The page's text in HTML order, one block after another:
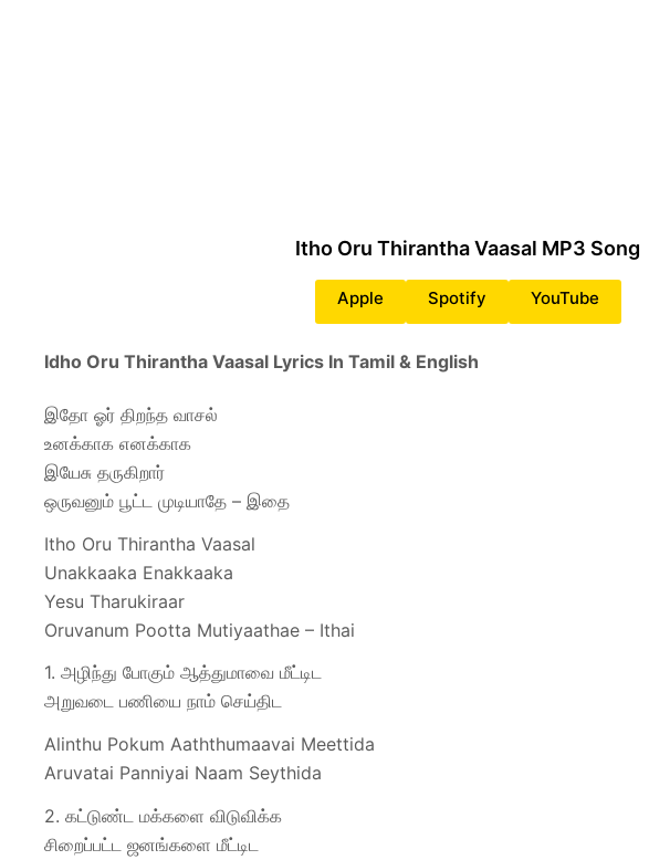
Itho Oru Thirantha Vaasal MP3 Song
Apple Spotify YouTube
Idho Oru Thirantha Vaasal Lyrics In Tamil & English
இதோ ஓர் திறந்த வாசல்
உனக்காக எனக்காக
இயேசு தருகிறார்
ஒருவனும் பூட்ட முடியாதே – இதை
Itho Oru Thirantha Vaasal
Unakkaaka Enakkaaka
Yesu Tharukiraar
Oruvanum Pootta Mutiyaathae – Ithai
1. அழிந்து போகும் ஆத்துமாவை மீட்டிட
அறுவடை பணியை நாம் செய்திட
Alinthu Pokum Aaththumaavai Meettida
Aruvatai Panniyai Naam Seythida
2. கட்டுண்ட மக்களை விடுவிக்க
சிறைப்பட்ட ஜனங்களை மீட்டிட